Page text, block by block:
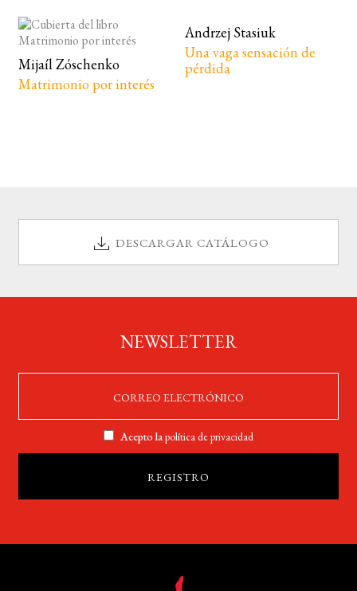
Mijaíl Zóschenko
Matrimonio por interés
Andrzej Stasiuk
Una vaga sensación de
pérdida
DESCARGAR CATÁLOGO
NEWSLETTER
Acepto lapolítica de privacidad